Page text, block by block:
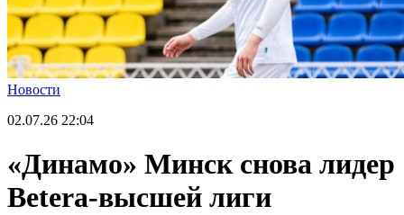
Новости
02.07.26 22:04
«Динамо» Минск снова лидер
Betera-высшей лиги